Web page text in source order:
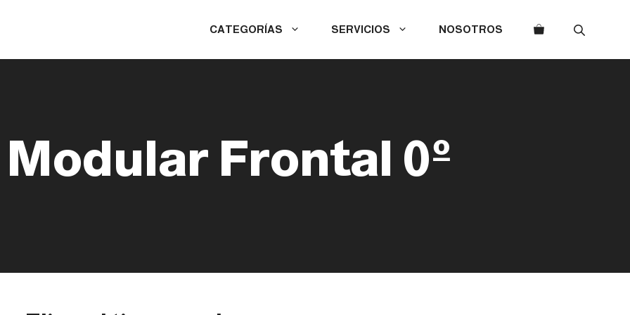
CATEGORÍAS SERVICIOS NOSOTROS
Frontal 0º